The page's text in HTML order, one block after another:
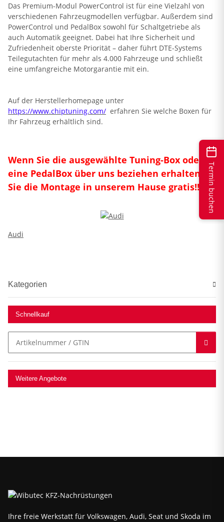
Das Premium-Modul PowerControl ist für eine Vielzahl von
verschiedenen Fahrzeugmodellen verfügbar. Außerdem sind
PowerControl und PedalBox sowohl für Schaltgetriebe als
auch Automatik geeignet. Dabei hat Ihre Sicherheit und
Zufriedenheit oberste Priorität – daher führt DTE-Systems
Teilegutachten für mehr als 4.000 Fahrzeuge und schließt
eine umfangreiche Motorgarantie mit ein.
Auf der Herstellerhomepage unter
https://www.chiptuning.com/ erfahren Sie welche Boxen für
Ihr Fahrzeug erhältlich sind.
Wenn Sie die ausgewählte Tuning-Box oder
eine PedalBox über uns beziehen erhalten
Sie die Montage in unserem Hause gratis!!
Audi
Kategorien
Schnellkauf
Weitere Angebote
Ihre freie Werkstatt für Volkswagen, Audi, Seat und Skoda im
Termin buchen